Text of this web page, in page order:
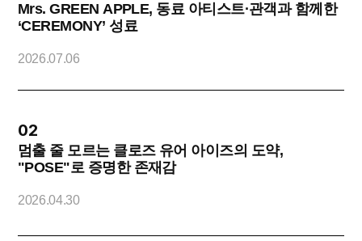
Mrs. GREEN APPLE, 동료 아티스트·관객과 함께한
‘CEREMONY’ 성료
2026.07.06
02
멈출 줄 모르는 클로즈 유어 아이즈의 도약,
"POSE"로 증명한 존재감
2026.04.30